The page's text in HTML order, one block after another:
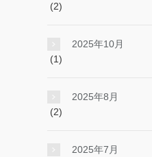
(2)
2025年10月
(1)
2025年8月
(2)
2025年7月